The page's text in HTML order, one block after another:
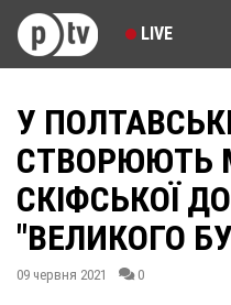
LIVE
У
СТВОРЮЮТЬ
СКІФСЬКОЇ
"ВЕЛИКОГО
09 червня 2021 0